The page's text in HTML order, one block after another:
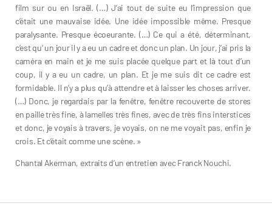
film sur ou en Israël. (…) J’ai tout de suite eu l’impression que
c’était une mauvaise idée. Une idée impossible même. Presque
paralysante. Presque écoeurante. (…) Ce qui a été, déterminant,
c’est qu’ un jour il y a eu un cadre et donc un plan. Un jour, j’ai pris la
caméra en main et je me suis placée quelque part et là tout d’un
coup, il y a eu un cadre, un plan. Et je me suis dit ce cadre est
formidable. Il n’y a plus qu’à attendre et à laisser les choses arriver.
(…) Donc, je regardais par la fenêtre, fenêtre recouverte de stores
en paille très fine, à lamelles très fines, avec de très fins interstices
et donc, je voyais à travers, je voyais, on ne me voyait pas, enfin je
crois. Et c’était comme une scène. »
Chantal Akerman, extraits d’un entretien avec Franck Nouchi.